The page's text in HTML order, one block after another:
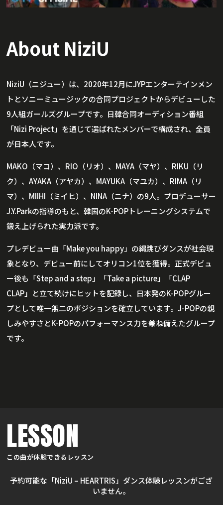
About NiziU
NiziU（ニジュー）は、2020年12月にJYPエンターテインメン
トとソニーミュージックの合同プロジェクトからデビューした
9人組ガールズグループです。日韓合同オーディション番組
「Nizi Project」を通じて選ばれたメンバーで構成され、全員
が日本人です。
MAKO（マコ）、RIO（リオ）、MAYA（マヤ）、RIKU（リ
ク）、AYAKA（アヤカ）、MAYUKA（マユカ）、RIMA（リ
マ）、MIIHI（ミイヒ）、NINA（ニナ）の9人。プロデューサー
J.Y.Parkの指導のもと、韓国のK-POPトレーニングシステムで
鍛え上げられた実力派です。
プレデビュー曲「Make you happy」の縄跳びダンスが社会現
象となり、デビュー前にしてオリコン1位を獲得。正式デビュ
ー後も「Step and a step」「Take a picture」「CLAP
CLAP」と立て続けにヒットを記録し、日本発のK-POPグルー
プとして唯一無二のポジションを確立しています。J-POPの親
しみやすさとK-POPのパフォーマンス力を兼ね備えたグループ
です。
LESSON
この曲が体験できるレッスン
予約可能な「NiziU – HEARTRIS」ダンス体験レッスンがござ
いません。